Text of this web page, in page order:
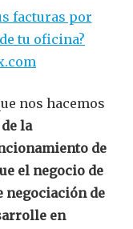
facturas por
tu oficina?
nos hacemos
la
de
el negocio de
negociación de
en